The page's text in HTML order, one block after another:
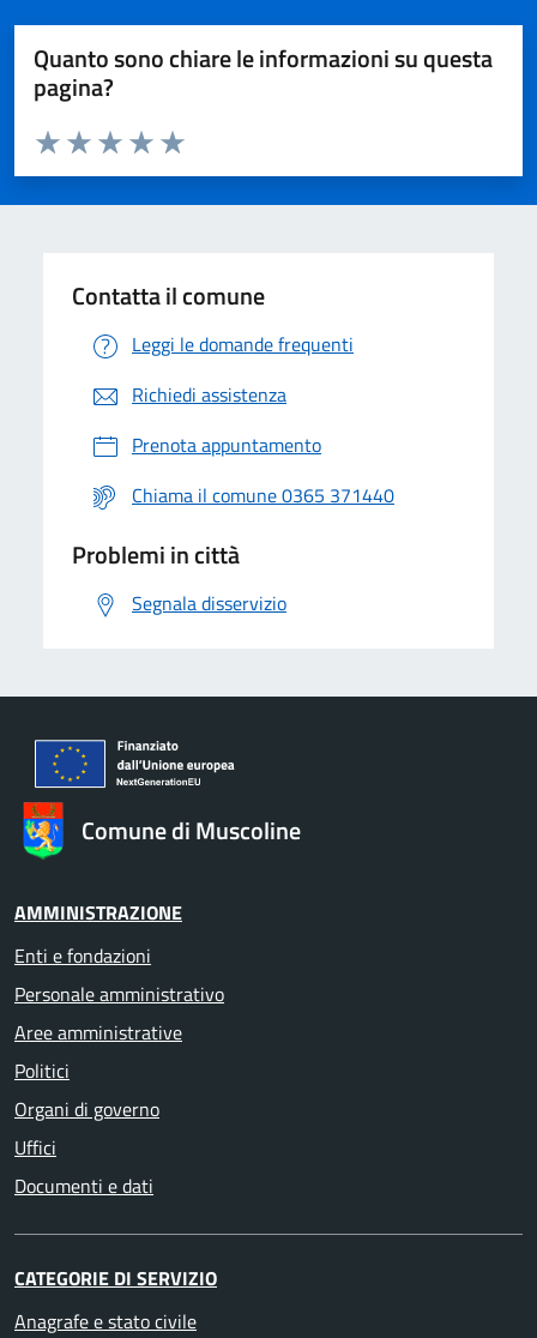
Quanto sono chiare le informazioni su questa
pagina?
Valuta da 1 a 5 stelle la pagina
Valuta 5 stelle su 5
Valuta 4 stelle su 5
Valuta 3 stelle su 5
Valuta 2 stelle su 5
Valuta 1 stelle su 5
Contatta il comune
Leggi le domande frequenti
Richiedi assistenza
Prenota appuntamento
Chiama il comune 0365 371440
Problemi in città
Segnala disservizio
Comune di Muscoline
AMMINISTRAZIONE
Enti e fondazioni
Personale amministrativo
Aree amministrative
Politici
Organi di governo
Uffici
Documenti e dati
CATEGORIE DI SERVIZIO
Anagrafe e stato civile